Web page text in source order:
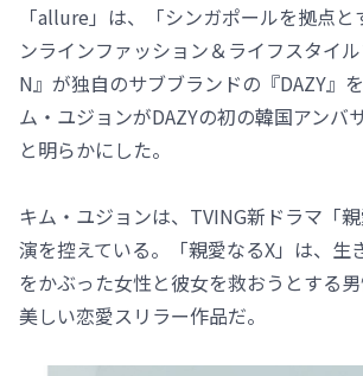
「allure」は、「シンガポールを拠点
ンラインファッション＆ライフスタイ
N』が独自のサブブランドの『DAZY』
ム・ユジョンがDAZYの初の韓国アンバ
と明らかにした。
キム・ユジョンは、TVING新ドラマ「
演を控えている。「親愛なるX」は、生
をかぶった女性と彼女を救おうとする
美しい恋愛スリラー作品だ。